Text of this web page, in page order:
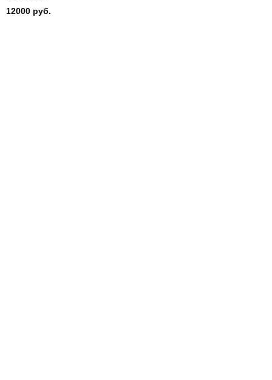
12000 руб.